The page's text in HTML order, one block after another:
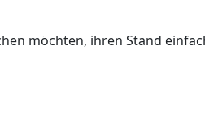
möchten, ihren Stand